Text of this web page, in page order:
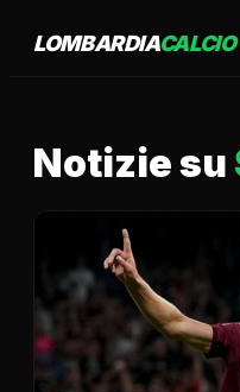
LOMBARDIACALCIO
Notizie su